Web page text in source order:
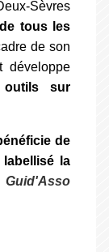
Sèvres
tous les
de son
développe
outils sur
de
la
Guid'Asso